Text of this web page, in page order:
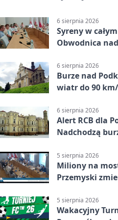
6 sierpnia 2026
Syreny w
Obwodnica
6 sierpnia 2026
Burze nad
wiatr do 90
6 sierpnia 2026
Alert RCB dla
Nadchodzą
5 sierpnia 2026
Miliony na
Przemyski
5 sierpnia 2026
Wakacyjny